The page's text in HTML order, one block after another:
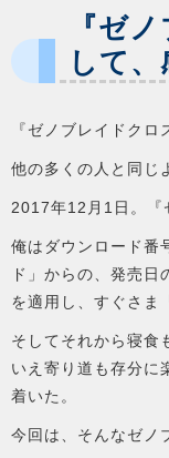
『ゼ
して
『ゼノブレイドク
他の多くの人と同じ
2017年12月1日。『
俺はダウンロード番
ド」からの、発売日
を適用し、すぐさま
そしてそれから寝食
いえ寄り道も存分に
着いた。
今回は、そんなゼノ